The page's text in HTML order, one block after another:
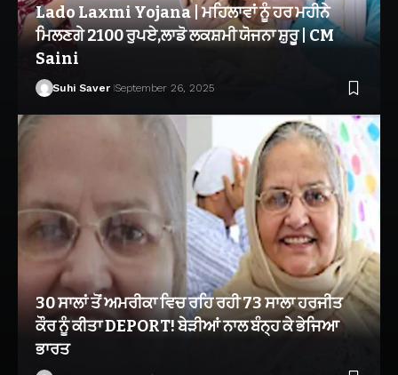
Lado Laxmi Yojana | ਮਹਿਲਾਵਾਂ ਨੂੰ ਹਰ ਮਹੀਨੇ
ਮਿਲਣਗੇ 2100 ਰੁਪਏ,ਲਾਡੋ ਲਕਸ਼ਮੀ ਯੋਜਨਾ ਸ਼ੁਰੂ | CM
Saini
Suhi Saver September 26, 2025
30 ਸਾਲਾਂ ਤੋਂ ਅਮਰੀਕਾ ਵਿਚ ਰਹਿ ਰਹੀ 73 ਸਾਲਾ ਹਰਜੀਤ
ਕੌਰ ਨੂੰ ਕੀਤਾ DEPORT! ਬੇੜੀਆਂ ਨਾਲ ਬੰਨ੍ਹ ਕੇ ਭੇਜਿਆ
ਭਾਰਤ